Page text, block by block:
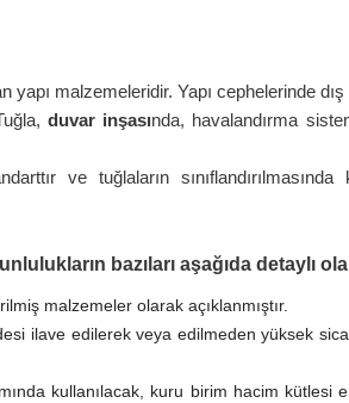
malzemeleridir. Yapı cephelerinde
duvar inşasında, havalandırma
ve tuğlaların sınıflandırılmasında
bazıları aşağıda detaylı
malzemeler olarak açıklanmıştır.
ilave edilerek veya edilmeden yüksek
kullanılacak, kuru birim hacim kütlesi